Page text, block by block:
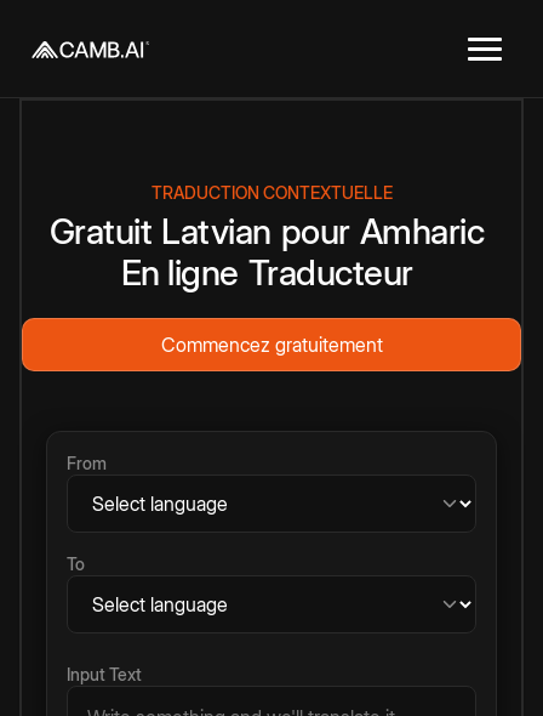
TRADUCTION CONTEXTUELLE
Gratuit Latvian pour Amharic
En ligne Traducteur
Commencez gratuitement
From
To
Input Text